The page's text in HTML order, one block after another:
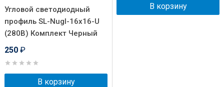
Угловой светодиодный
профиль SL-Nugl-16x16-U
(280B) Комплект Черный
250 ₽
В корзину
В корзину